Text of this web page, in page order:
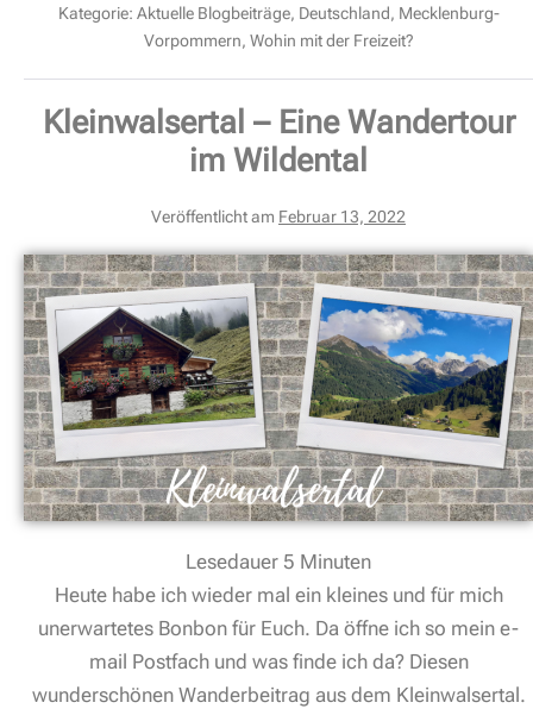
Kategorie: Aktuelle Blogbeiträge, Deutschland, Mecklenburg-
Vorpommern, Wohin mit der Freizeit?
Kleinwalsertal – Eine Wandertour
im Wildental
Veröffentlicht am Februar 13, 2022
Lesedauer 5 Minuten
Heute habe ich wieder mal ein kleines und für mich
unerwartetes Bonbon für Euch. Da öffne ich so mein e-
mail Postfach und was finde ich da? Diesen
wunderschönen Wanderbeitrag aus dem Kleinwalsertal.